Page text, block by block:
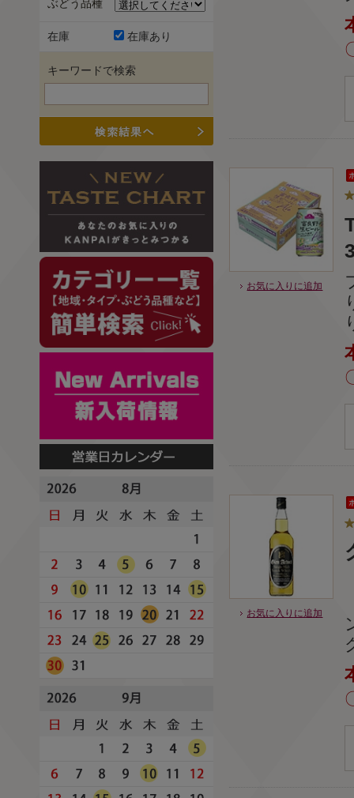
お気に入りに追加
お気に入りに追加
ぶどう品種
在庫 在庫あり
キーワードで検索